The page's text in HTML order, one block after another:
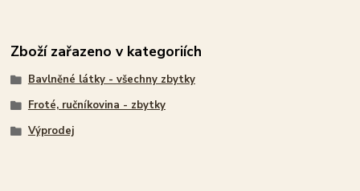
Zboží zařazeno v kategoriích
Bavlněné látky - všechny zbytky
Froté, ručníkovina - zbytky
Výprodej